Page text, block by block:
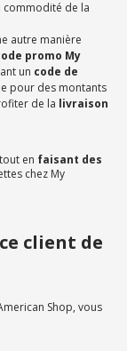
commodité de la
autre manière
promo My
un code de
pour des montants
de la livraison
en faisant des
chez My
client de
Shop, vous